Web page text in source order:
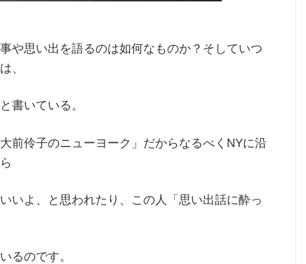
や思い出を語るのは如何なものか？そしていつ
、
書いている。
前伶子のニューヨーク」だからなるべくNYに沿
いよ、と思われたり、この人「思い出話に酔っ
るのです。